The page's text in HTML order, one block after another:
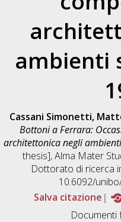
ambienti
Cassani Simonetti,
Bottoni a Ferrara:
architettonica negli
thesis], Alma Mater
Dottorato di ricerca
10.6092/
Salva citazione
Documenti